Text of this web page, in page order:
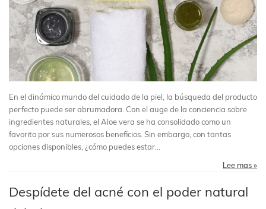
En el dinámico mundo del cuidado de la piel, la búsqueda del producto
perfecto puede ser abrumadora. Con el auge de la conciencia sobre
ingredientes naturales, el Aloe vera se ha consolidado como un
favorito por sus numerosos beneficios. Sin embargo, con tantas
opciones disponibles, ¿cómo puedes estar...
Lee mas »
Despídete del acné con el poder natural